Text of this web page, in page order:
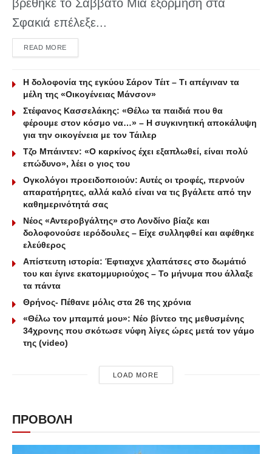
βρέθηκε το Σάββατο Μια εξόρμηση στα
Σφακιά επέλεξε...
READ MOREDETAILS
Η δολοφονία της εγκύου Σάρον Τέιτ – Τι απέγιναν τα
μέλη της «Οικογένειας Μάνσον»
Στέφανος Κασσελάκης: «Θέλω τα παιδιά που θα
φέρουμε στον κόσμο να…» – Η συγκινητική αποκάλυψη
για την οικογένεια με τον Τάιλερ
Τζο Μπάιντεν: «Ο καρκίνος έχει εξαπλωθεί, είναι πολύ
επώδυνο», λέει ο γιος του
Ογκολόγοι προειδοποιούν: Αυτές οι τροφές, περνούν
απαρατήρητες, αλλά καλό είναι να τις βγάλετε από την
καθημερινότητά σας
Νέος «Αντεροβγάλτης» στο Λονδίνο βίαζε και
δολοφονούσε ιερόδουλες – Είχε συλληφθεί και αφέθηκε
ελεύθερος
Απίστευτη ιστορία: Έφτιαχνε χλαπάτσες στο δωμάτιό
του και έγινε εκατομμυριούχος – Το μήνυμα που άλλαξε
τα πάντα
Θρήνος- Πέθανε μόλις στα 26 της χρόνια
«Θέλω τον μπαμπά μου»: Νέο βίντεο της μεθυσμένης
34χρονης που σκότωσε νύφη λίγες ώρες μετά τον γάμο
της (video)
LOAD MORE
ΠΡΟΒΟΛΗ